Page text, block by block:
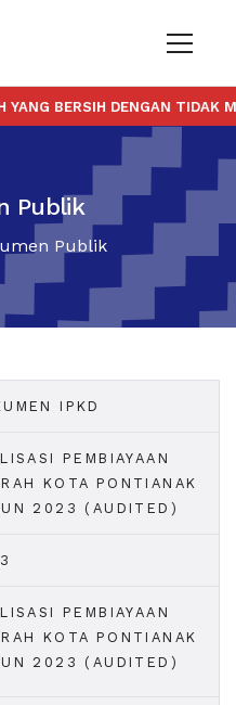
BERSIH DENGAN TIDAK
Publik
Publik
IPKD
PEMBIAYAAN
KOTA PONTIANAK
2023 (AUDITED)
PEMBIAYAAN
KOTA PONTIANAK
2023 (AUDITED)